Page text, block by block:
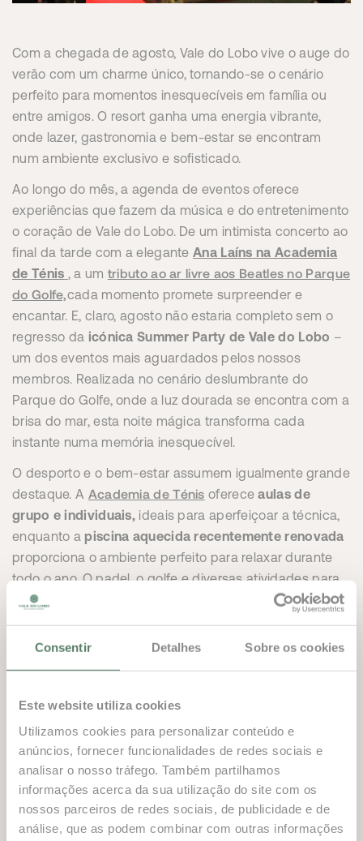
Consentir Detalhes Sobre os cookies
Este website utiliza cookies
Utilizamos cookies para personalizar conteúdo e
anúncios, fornecer funcionalidades de redes sociais e
analisar o nosso tráfego. Também partilhamos
informações acerca da sua utilização do site com os
nossos parceiros de redes sociais, de publicidade e de
análise, que as podem combinar com outras informações
Com a chegada de agosto, Vale do Lobo vive o auge do
verão com um charme único, tornando-se o cenário
perfeito para momentos inesquecíveis em família ou
entre amigos. O resort ganha uma energia vibrante,
onde lazer, gastronomia e bem-estar se encontram
num ambiente exclusivo e sofisticado.
Ao longo do mês, a agenda de eventos oferece
experiências que fazem da música e do entretenimento
o coração de Vale do Lobo. De um intimista concerto ao
final da tarde com a eleganteAna Laíns na Academia
de Ténis , a um tributo ao ar livre aos Beatles no Parque
do Golfe,cada momento promete surpreender e
encantar. E, claro, agosto não estaria completo sem o
regresso da icónica Summer Party de Vale do Lobo –
um dos eventos mais aguardados pelos nossos
membros. Realizada no cenário deslumbrante do
Parque do Golfe, onde a luz dourada se encontra com a
brisa do mar, esta noite mágica transforma cada
instante numa memória inesquecível.
O desporto e o bem-estar assumem igualmente grande
destaque. A Academia de Ténis ofereceaulas de
grupo e individuais, ideais para aperfeiçoar a técnica,
enquanto a piscina aquecida recentemente renovada
proporciona o ambiente perfeito para relaxar durante
todo o ano. O padel, o golfe e diversas atividades para
todas as idades completam uma oferta que garante
A gastronomia de Vale do Lobo
continua a inspirar e a
surpreender.Smashdesfrute de jantares animados
como a cataplana de peixe e marisco e o tártaro de
novilho.O DOCE apresenta novas tostas de atum e
francesinha, bem como um crepe com gelado
irresistível.
convida a saborear uma seleção
fresca de marisco, enquanto
o El Ta’koy